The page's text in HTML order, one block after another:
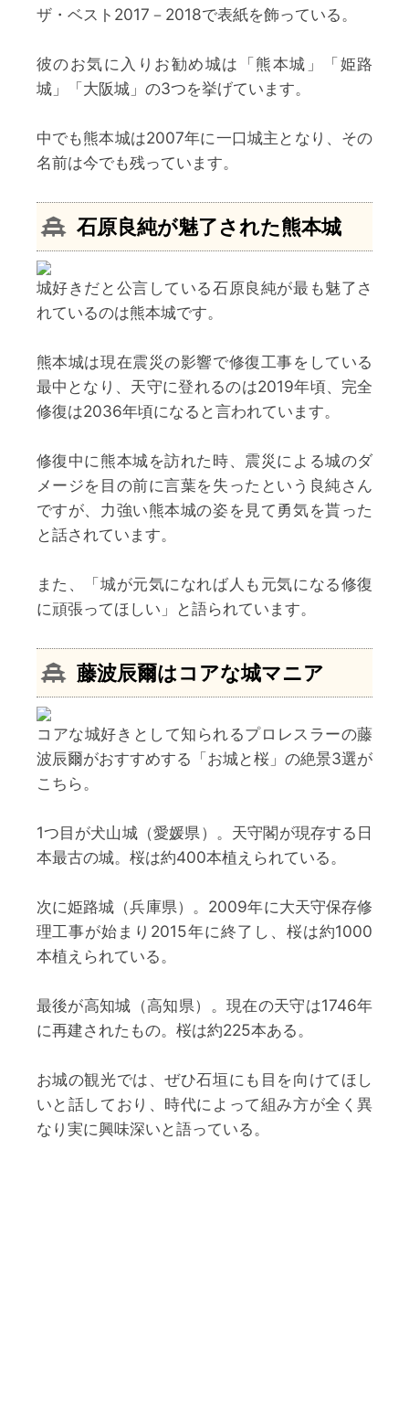
ザ・ベスト2017－2018で表紙を飾っている。
彼のお気に入りお勧め城は「熊本城」「姫路
城」「大阪城」の3つを挙げています。
中でも熊本城は2007年に一口城主となり、その
名前は今でも残っています。
石原良純が魅了された熊本城
城好きだと公言している石原良純が最も魅了さ
れているのは熊本城です。
熊本城は現在震災の影響で修復工事をしている
最中となり、天守に登れるのは2019年頃、完全
修復は2036年頃になると言われています。
修復中に熊本城を訪れた時、震災による城のダ
メージを目の前に言葉を失ったという良純さん
ですが、力強い熊本城の姿を見て勇気を貰った
と話されています。
また、「城が元気になれば人も元気になる修復
に頑張ってほしい」と語られています。
藤波辰爾はコアな城マニア
コアな城好きとして知られるプロレスラーの藤
波辰爾がおすすめする「お城と桜」の絶景3選が
こちら。
1つ目が犬山城（愛媛県）。天守閣が現存する日
本最古の城。桜は約400本植えられている。
次に姫路城（兵庫県）。2009年に大天守保存修
理工事が始まり2015年に終了し、桜は約1000
本植えられている。
最後が高知城（高知県）。現在の天守は1746年
に再建されたもの。桜は約225本ある。
お城の観光では、ぜひ石垣にも目を向けてほし
いと話しており、時代によって組み方が全く異
なり実に興味深いと語っている。